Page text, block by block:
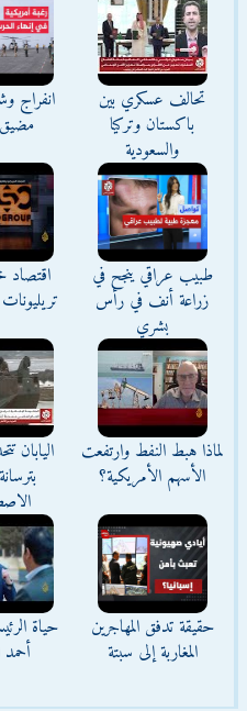
تحالف عسكري بين
باكستان وتركيا
والسعودية
انفراج
طبيب عراقي ينجح في
زراعة أنف في رأس
بشري
اقتصاد
لماذا هبط النفط وارتفعت
الأسهم الأمريكية؟
اليابان
حقيقة تدفق المهاجرين
المغاربة إلى سبتة
حياة